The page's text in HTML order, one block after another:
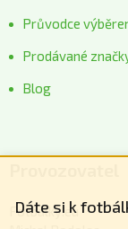
Dáte si k
Průvodce
Prodávané
Blog
Fotbalky.eu